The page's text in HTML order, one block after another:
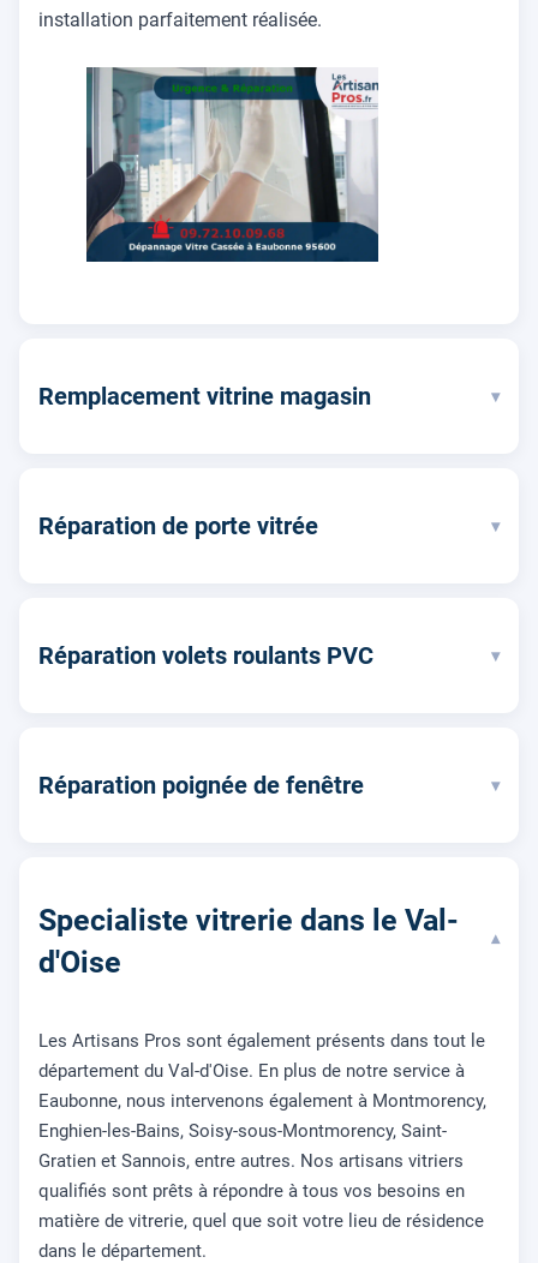
installation parfaitement réalisée.
Remplacement vitrine magasin ▾
Réparation de porte vitrée ▾
Réparation volets roulants PVC ▾
Réparation poignée de fenêtre ▾
Specialiste vitrerie dans le Val-
d'Oise
▾
Les Artisans Pros sont également présents dans tout le
département du Val-d'Oise. En plus de notre service à
Eaubonne, nous intervenons également à Montmorency,
Enghien-les-Bains, Soisy-sous-Montmorency, Saint-
Gratien et Sannois, entre autres. Nos artisans vitriers
qualifiés sont prêts à répondre à tous vos besoins en
matière de vitrerie, quel que soit votre lieu de résidence
dans le département.